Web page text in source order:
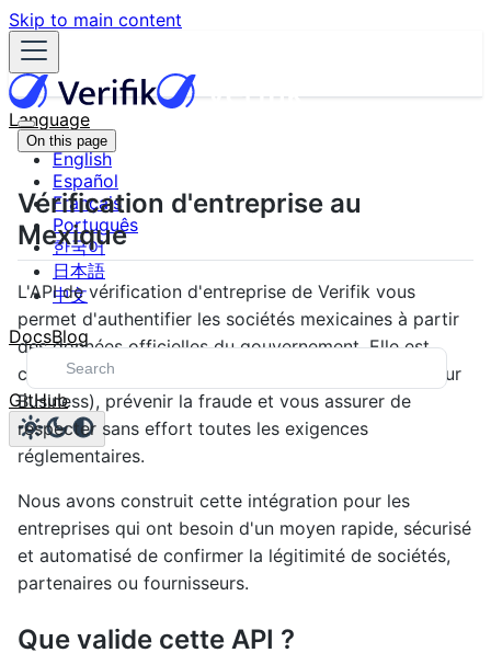
Skip to main content
Language
English
Español
Français
Português
한국어
日本語
中文
DocsBlog
GitHub
On this page
Vérification d'entreprise au
Mexique
L'API de vérification d'entreprise de Verifik vous
permet d'authentifier les sociétés mexicaines à partir
des données officielles du gouvernement. Elle est
conçue pour fluidifier vos processus KYB (Know Your
Business), prévenir la fraude et vous assurer de
respecter sans effort toutes les exigences
réglementaires.
Nous avons construit cette intégration pour les
entreprises qui ont besoin d'un moyen rapide, sécurisé
et automatisé de confirmer la légitimité de sociétés,
partenaires ou fournisseurs.
Que valide cette API ?